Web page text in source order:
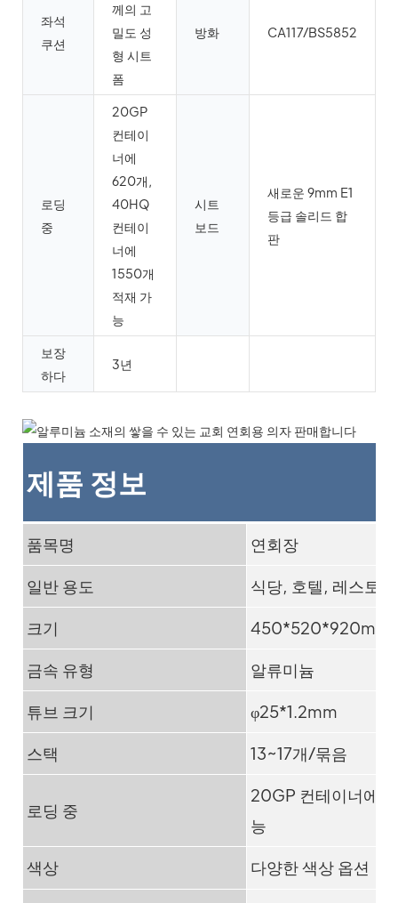
좌석
쿠션
께의 고
밀도 성
형 시트
폼
방화 CA117/BS5852
로딩
중
20GP
컨테이
너에
620개,
40HQ
컨테이
너에
1550개
적재 가
능
시트
보드
새로운 9mm E1
등급 솔리드 합
판
보장
하다
3년
제품 정보
품목명 연회장
일반 용도 식당, 호텔, 레스토
크기 450*520*920mm
금속 유형 알류미늄
튜브 크기 φ25*1.2mm
스택 13~17개/묶음
로딩 중
20GP 컨테이너에
능
색상 다양한 색상 옵션